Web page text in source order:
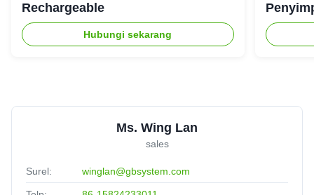
Rechargeable
Hubungi sekarang
Tangga
Ms. Wing Lan
sales
Surel: winglan@gbsystem.com